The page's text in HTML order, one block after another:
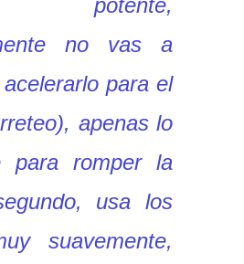
no vas a
para el
apenas lo
para romper la
usa los
suavemente,